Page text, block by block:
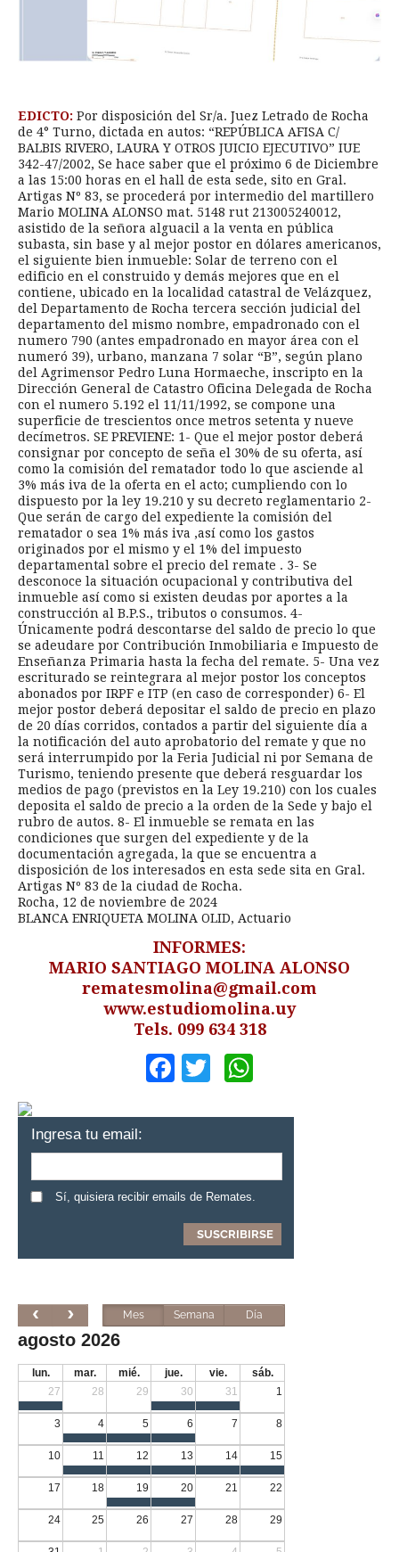
EDICTO: Por disposición del Sr/a. Juez Letrado de Rocha
de 4° Turno, dictada en autos: “REPÚBLICA AFISA C/
BALBIS RIVERO, LAURA Y OTROS JUICIO EJECUTIVO” IUE
342-47/2002, Se hace saber que el próximo 6 de Diciembre
a las 15:00 horas en el hall de esta sede, sito en Gral.
Artigas Nº 83, se procederá por intermedio del martillero
Mario MOLINA ALONSO mat. 5148 rut 213005240012,
asistido de la señora alguacil a la venta en pública
subasta, sin base y al mejor postor en dólares americanos,
el siguiente bien inmueble: Solar de terreno con el
edificio en el construido y demás mejores que en el
contiene, ubicado en la localidad catastral de Velázquez,
del Departamento de Rocha tercera sección judicial del
departamento del mismo nombre, empadronado con el
numero 790 (antes empadronado en mayor área con el
numeró 39), urbano, manzana 7 solar “B”, según plano
del Agrimensor Pedro Luna Hormaeche, inscripto en la
Dirección General de Catastro Oficina Delegada de Rocha
con el numero 5.192 el 11/11/1992, se compone una
superficie de trescientos once metros setenta y nueve
decímetros. SE PREVIENE: 1- Que el mejor postor deberá
consignar por concepto de seña el 30% de su oferta, así
como la comisión del rematador todo lo que asciende al
3% más iva de la oferta en el acto; cumpliendo con lo
dispuesto por la ley 19.210 y su decreto reglamentario 2-
Que serán de cargo del expediente la comisión del
rematador o sea 1% más iva ,así como los gastos
originados por el mismo y el 1% del impuesto
departamental sobre el precio del remate . 3- Se
desconoce la situación ocupacional y contributiva del
inmueble así como si existen deudas por aportes a la
construcción al B.P.S., tributos o consumos. 4-
Únicamente podrá descontarse del saldo de precio lo que
se adeudare por Contribución Inmobiliaria e Impuesto de
Enseñanza Primaria hasta la fecha del remate. 5- Una vez
escriturado se reintegrara al mejor postor los conceptos
abonados por IRPF e ITP (en caso de corresponder) 6- El
mejor postor deberá depositar el saldo de precio en plazo
de 20 días corridos, contados a partir del siguiente día a
la notificación del auto aprobatorio del remate y que no
será interrumpido por la Feria Judicial ni por Semana de
Turismo, teniendo presente que deberá resguardar los
medios de pago (previstos en la Ley 19.210) con los cuales
deposita el saldo de precio a la orden de la Sede y bajo el
rubro de autos. 8- El inmueble se remata en las
condiciones que surgen del expediente y de la
documentación agregada, la que se encuentra a
disposición de los interesados en esta sede sita en Gral.
Artigas Nº 83 de la ciudad de Rocha.
Rocha, 12 de noviembre de 2024
BLANCA ENRIQUETA MOLINA OLID, Actuario
INFORMES:
MARIO SANTIAGO MOLINA ALONSO
rematesmolina@gmail.com
www.estudiomolina.uy
Tels. 099 634 318
Facebook
Twitter
Ingresa tu email:
Sí, quisiera recibir emails de Remates.
Mes Semana Día
agosto 2026
lun. mar. mié. jue. vie.
sáb.
27
28 29 30 31 1
3 4 5 6 7 8
10 11 12 13 14 15
17 18 19 20 21 22
24 25 26 27 28 29